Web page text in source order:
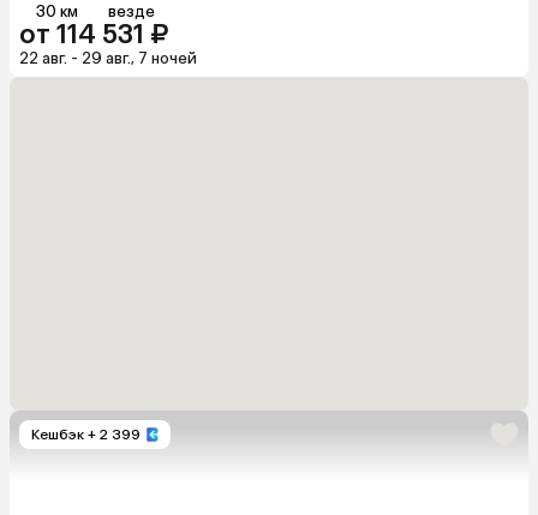
30 км везде
от 114 531 ₽
22 авг. - 29 авг., 7 ночей
Кешбэк + 2 399